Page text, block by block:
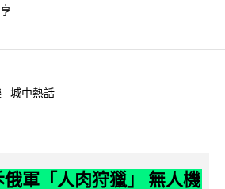
城中熱話
軍「人肉狩獵」 無人機